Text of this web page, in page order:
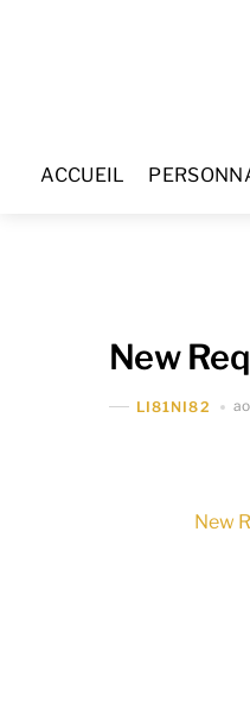
ACCUEIL
New
LI81NI82
New